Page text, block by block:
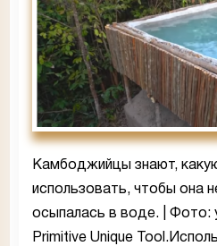
Камбоджийцы знают,
использовать, чтобы она
осыпалась в воде. | Фото:
Primitive Unique